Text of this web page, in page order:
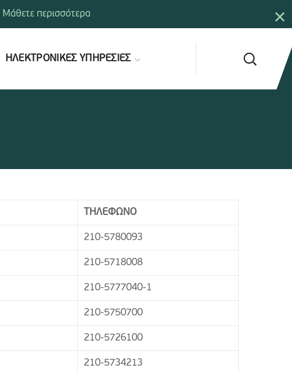
ΗΛΕΚΤΡΟΝΙΚΕΣ ΥΠΗΡΕΣΙΕΣ
ΤΗΛΕΦΩΝΟ
210-5780093
210-5718008
210-5777040-1
210-5750700
210-5726100
210-5734213
×
Μάθετε περισσότερα